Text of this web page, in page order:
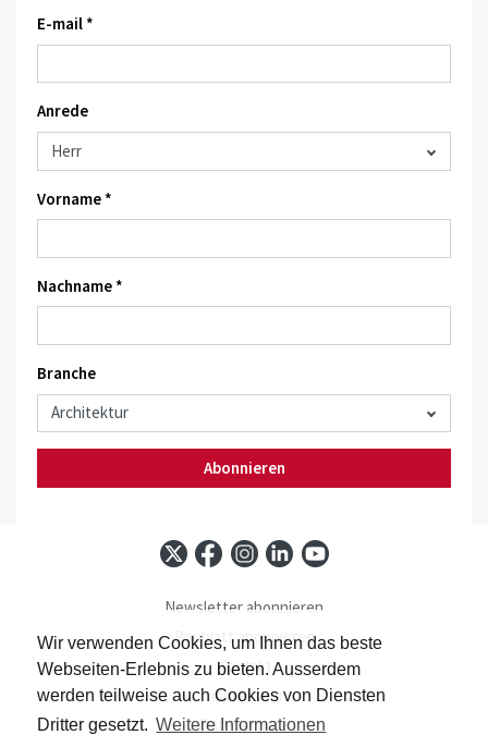
Wir verwenden Cookies, um Ihnen das beste
Webseiten-Erlebnis zu bieten. Ausserdem
werden teilweise auch Cookies von Diensten
Dritter gesetzt. Weitere Informationen
E-mail *
Anrede
Vorname *
Nachname *
Branche
Abonnieren
Newsletter abonnieren
Baublatt abonnieren
Kontakt
Impressum
Datenschutz